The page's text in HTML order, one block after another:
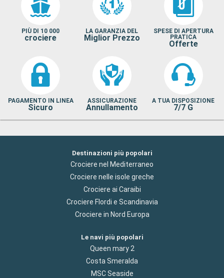
PIÙ DI 10 000
crociere
LA GARANZIA DEL
Miglior Prezzo
SPESE DI APERTURA
PRATICA
Offerte
PAGAMENTO IN LINEA
Sicuro
ASSICURAZIONE
Annullamento
A TUA DISPOSIZIONE
7/7 G
Destinazioni più popolari
Crociere nel Mediterraneo
Crociere nelle isole greche
Crociere ai Caraibi
Crociere Flordi e Scandinavia
Crociere in Nord Europa
Le navi più popolari
Queen mary 2
Costa Smeralda
MSC Seaside